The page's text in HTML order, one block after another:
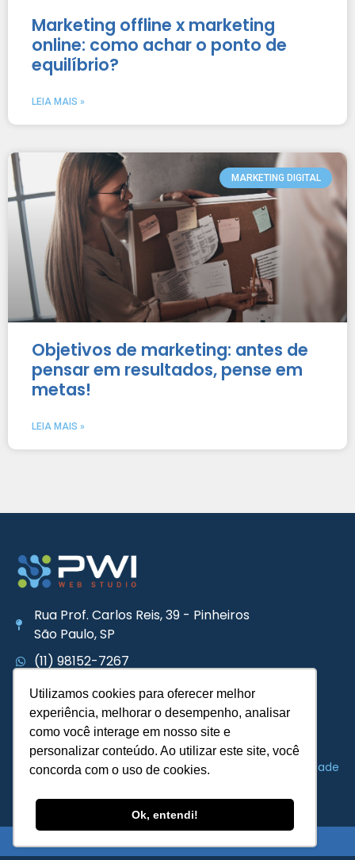
Utilizamos cookies para oferecer melhor
experiência, melhorar o desempenho, analisar
como você interage em nosso site e
personalizar conteúdo. Ao utilizar este site, você
concorda com o uso de cookies.
Ok, entendi!
Marketing offline x marketing
online: como achar o ponto de
equilíbrio?
LEIA MAIS »
MARKETING DIGITAL
Objetivos de marketing: antes de
pensar em resultados, pense em
metas!
LEIA MAIS »
Rua Prof. Carlos Reis, 39 - Pinheiros
São Paulo, SP
(11) 98152-7267
contato@pwiwebstudio.com.br
Política de Privacidade